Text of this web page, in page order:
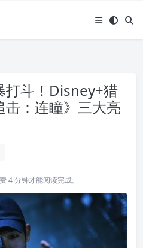
打斗！Disney+猎
：连瞳》三大亮
4 分钟才能阅读完成。